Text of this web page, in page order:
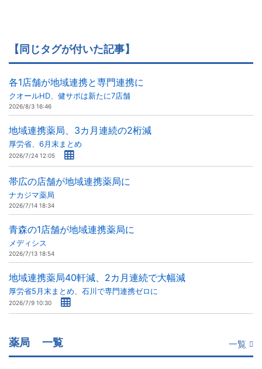
【同じタグが付いた記事】
各1店舗が地域連携と専門連携に
クオールHD、健サポは新たに7店舗
2026/8/3 16:46
地域連携薬局、3カ月連続の2桁減
厚労省、6月末まとめ
2026/7/24 12:05
帯広の店舗が地域連携薬局に
ナカジマ薬局
2026/7/14 18:34
青森の1店舗が地域連携薬局に
メディシス
2026/7/13 18:54
地域連携薬局40軒減、2カ月連続で大幅減
厚労省5月末まとめ、石川で専門連携ゼロに
2026/7/9 10:30
薬局 一覧 一覧